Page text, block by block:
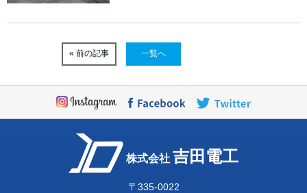
« 前の記事 一覧へ
株式会社 吉田電工
〒335-0022